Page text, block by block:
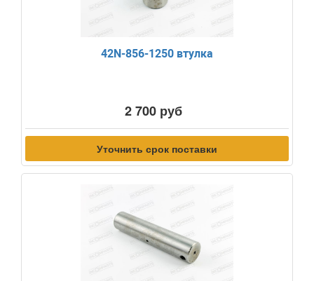
42N-856-1250 втулка
2 700 руб
Уточнить срок поставки